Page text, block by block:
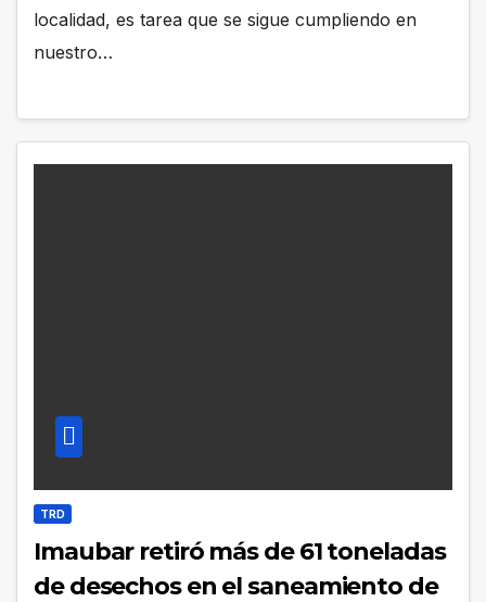
localidad, es tarea que se sigue cumpliendo en
nuestro…
TRD
Imaubar retiró más de 61 toneladas
de desechos en el saneamiento de